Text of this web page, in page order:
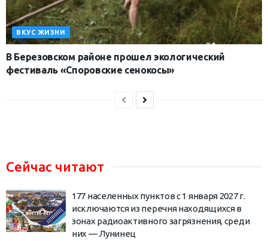
ВКУС ЖИЗНИ
В Березовском районе прошел экологический
фестиваль «Споровские сенокосы»
Сейчас читают
177 населенных пунктов с 1 января 2027 г.
исключаются из перечня находящихся в
зонах радиоактивного загрязнения, среди
них — Лунинец